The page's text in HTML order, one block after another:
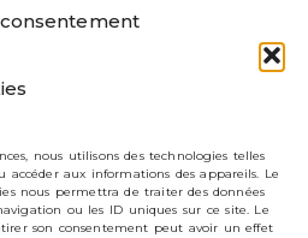
nous utilisons des technologies telles
accéder aux informations des appareils. Le
nous permettra de traiter des données
ou les ID uniques sur ce site. Le
son consentement peut avoir un effet